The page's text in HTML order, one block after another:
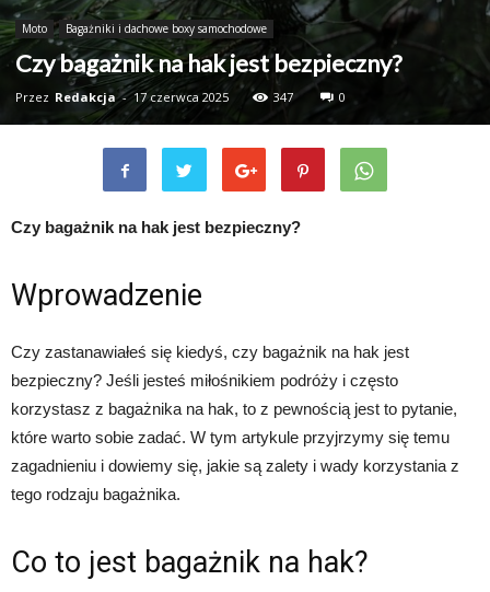
Moto Bagażniki i dachowe boxy samochodowe
Czy bagażnik na hak jest bezpieczny?
Przez Redakcja - 17 czerwca 2025 347 0
Czy bagażnik na hak jest bezpieczny?
Wprowadzenie
Czy zastanawiałeś się kiedyś, czy bagażnik na hak jest
bezpieczny? Jeśli jesteś miłośnikiem podróży i często
korzystasz z bagażnika na hak, to z pewnością jest to pytanie,
które warto sobie zadać. W tym artykule przyjrzymy się temu
zagadnieniu i dowiemy się, jakie są zalety i wady korzystania z
tego rodzaju bagażnika.
Co to jest bagażnik na hak?